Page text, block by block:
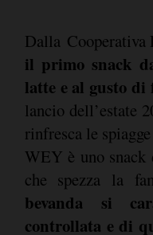
Dalla Cooperativa
il primo snack
latte e al gusto
lancio dell’estate
rinfresca le
WEY è uno snack
che spezza la
bevanda si
controllata e di